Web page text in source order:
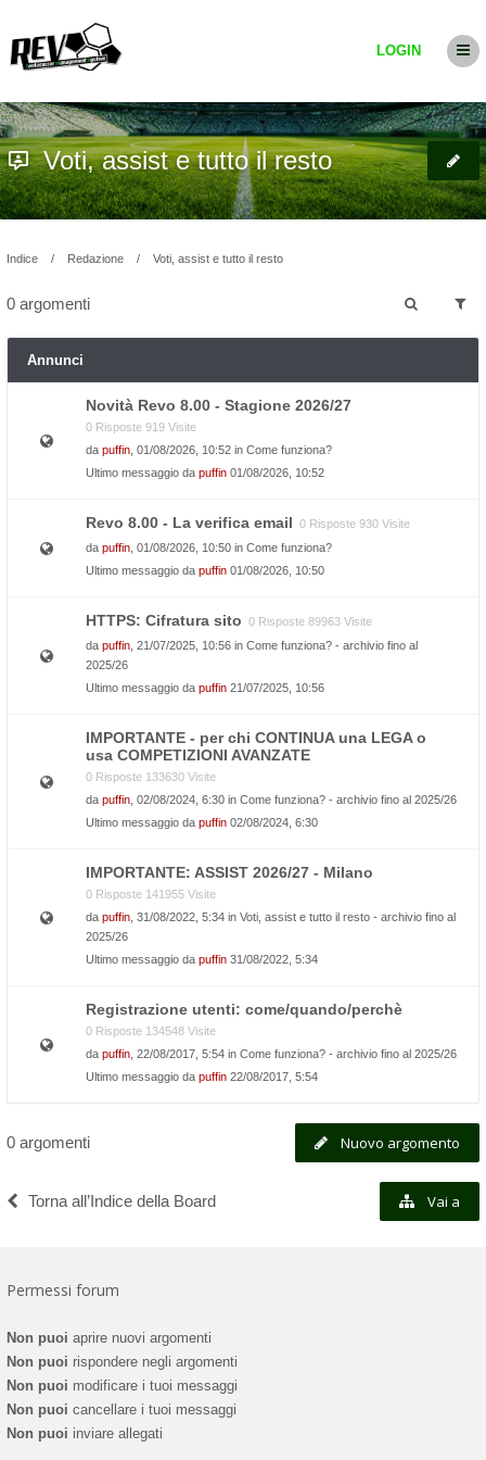
LOGIN
Voti, assist e tutto il resto
Indice Redazione Voti, assist e tutto il resto
0 argomenti
Annunci
Novità Revo 8.00 - Stagione 2026/27
0 Risposte 919 Visite
da puffin , 01/08/2026, 10:52 in Come funziona?
Ultimo messaggio da puffin 01/08/2026, 10:52
Revo 8.00 - La verifica email 0 Risposte 930 Visite
da puffin , 01/08/2026, 10:50 in Come funziona?
Ultimo messaggio da puffin 01/08/2026, 10:50
HTTPS: Cifratura sito 0 Risposte 89963 Visite
da puffin , 21/07/2025, 10:56 in Come funziona? - archivio fino al
2025/26
Ultimo messaggio da puffin 21/07/2025, 10:56
IMPORTANTE - per chi CONTINUA una LEGA o
usa COMPETIZIONI AVANZATE
0 Risposte 133630 Visite
da puffin , 02/08/2024, 6:30 in Come funziona? - archivio fino al 2025/26
Ultimo messaggio da puffin 02/08/2024, 6:30
IMPORTANTE: ASSIST 2026/27 - Milano
0 Risposte 141955 Visite
da puffin , 31/08/2022, 5:34 in Voti, assist e tutto il resto - archivio fino al
2025/26
Ultimo messaggio da puffin 31/08/2022, 5:34
Registrazione utenti: come/quando/perchè
0 Risposte 134548 Visite
da puffin , 22/08/2017, 5:54 in Come funziona? - archivio fino al 2025/26
Ultimo messaggio da puffin 22/08/2017, 5:54
Nuovo argomento
0 argomenti
Torna all’Indice della Board Vai a
Permessi forum
Non puoi aprire nuovi argomenti
Non puoi rispondere negli argomenti
Non puoi modificare i tuoi messaggi
Non puoi cancellare i tuoi messaggi
Non puoi inviare allegati